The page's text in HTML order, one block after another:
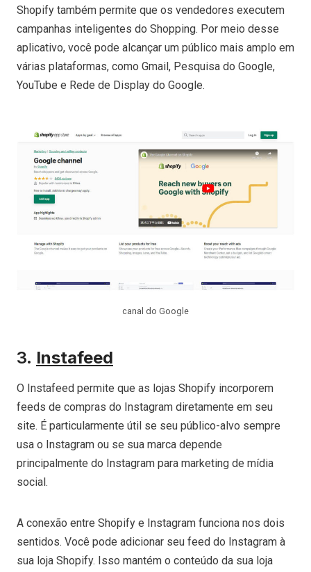
Shopify também permite que os vendedores executem
campanhas inteligentes do Shopping. Por meio desse
aplicativo, você pode alcançar um público mais amplo em
várias plataformas, como Gmail, Pesquisa do Google,
YouTube e Rede de Display do Google.
canal do Google
3. Instafeed
O Instafeed permite que as lojas Shopify incorporem
feeds de compras do Instagram diretamente em seu
site. É particularmente útil se seu público-alvo sempre
usa o Instagram ou se sua marca depende
principalmente do Instagram para marketing de mídia
social.
A conexão entre Shopify e Instagram funciona nos dois
sentidos. Você pode adicionar seu feed do Instagram à
sua loja Shopify. Isso mantém o conteúdo da sua loja